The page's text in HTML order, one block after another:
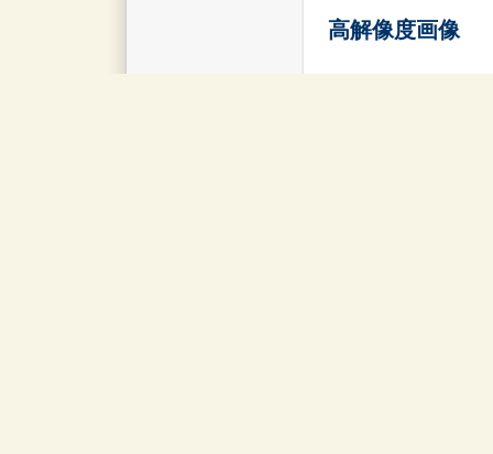
高解像度画像